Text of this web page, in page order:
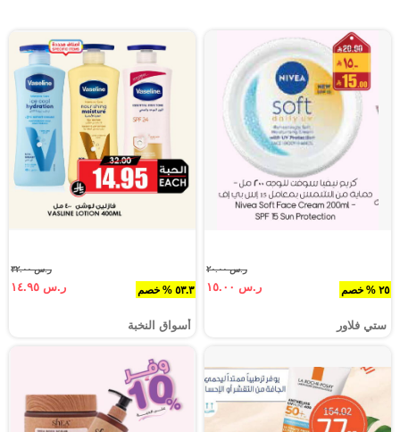
٢٥ % خصم
ر.س ٢٠.٠٠
ر.س ١٥.٠٠
ستي فلاور
٥٣.٣ % خصم
ر.س ٣٢.٠٠
ر.س ١٤.٩٥
أسواق النخبة